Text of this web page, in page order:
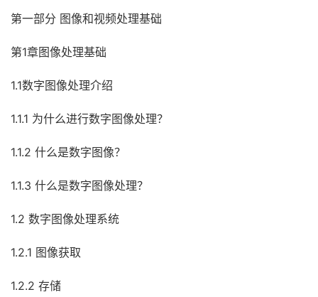
第一部分 图像和视频处理基础
第1章图像处理基础
1.1数字图像处理介绍
1.1.1 为什么进行数字图像处理？
1.1.2 什么是数字图像？
1.1.3 什么是数字图像处理？
1.2 数字图像处理系统
1.2.1 图像获取
1.2.2 存储